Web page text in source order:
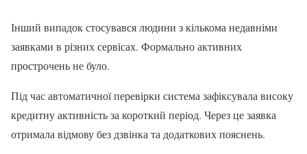
Інший випадок стосувався людини з кількома недавніми
заявками в різних сервісах. Формально активних
прострочень не було.
Під час автоматичної перевірки система зафіксувала високу
кредитну активність за короткий період. Через це заявка
отримала відмову без дзвінка та додаткових пояснень.